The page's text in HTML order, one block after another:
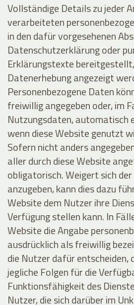
Vollständige Details zu jeder
verarbeiteten
in den dafür vorgesehenen
Datenschutzerklärung oder
Erklärungstexte
Datenerhebung angezeigt
Personenbezogene Daten
freiwillig angegeben oder, im
Nutzungsdaten, automatisch
wenn diese Website genutzt
Sofern nicht anders
aller durch diese Website
obligatorisch. Weigert sich
anzugeben, kann dies dazu
Website dem Nutzer ihre
Verfügung stellen kann. In
Website die Angabe
ausdrücklich als freiwillig
die Nutzer dafür entscheiden,
jegliche Folgen für die
Funktionsfähigkeit des
Nutzer, die sich darüber im